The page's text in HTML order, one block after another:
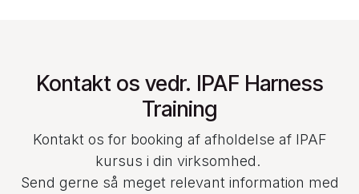
Kontakt os vedr. IPAF Harness
Training
Kontakt os for booking af afholdelse af IPAF
kursus i din virksomhed.
Send gerne så meget relevant information med